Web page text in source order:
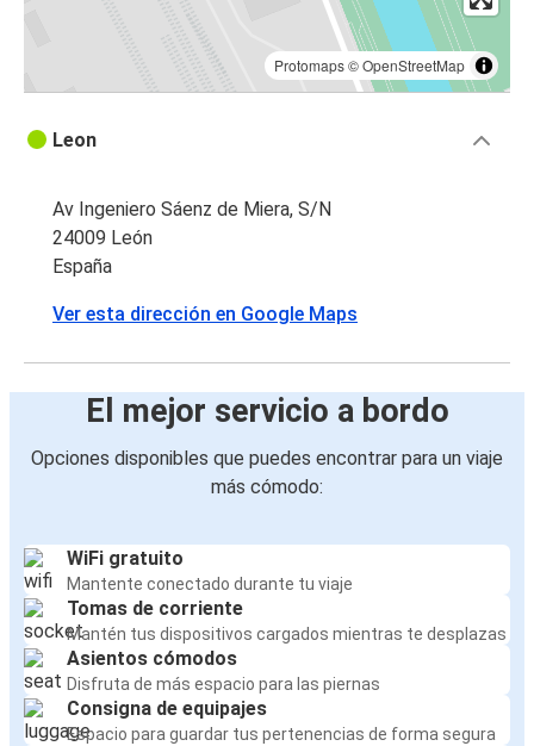
Protomaps©OpenStreetMap
Leon
Av Ingeniero Sáenz de Miera, S/N
24009 León
España
Ver esta dirección en Google Maps
El mejor servicio a bordo
Opciones disponibles que puedes encontrar para un viaje
más cómodo:
WiFi gratuito
Mantente conectado durante tu viaje
Tomas de corriente
Mantén tus dispositivos cargados mientras te desplazas
Asientos cómodos
Disfruta de más espacio para las piernas
Consigna de equipajes
Espacio para guardar tus pertenencias de forma segura